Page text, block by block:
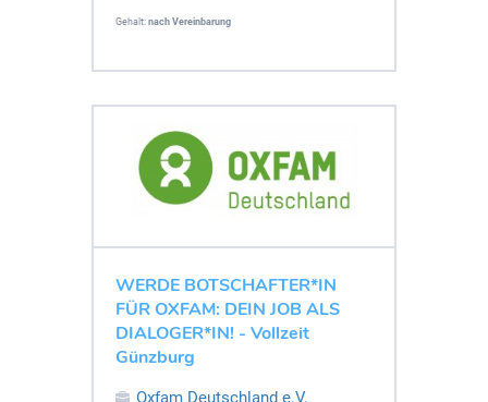
Gehalt: nach Vereinbarung
WERDE BOTSCHAFTER*IN
FÜR OXFAM: DEIN JOB ALS
DIALOGER*IN! - Vollzeit
Günzburg
Oxfam Deutschland e.V.